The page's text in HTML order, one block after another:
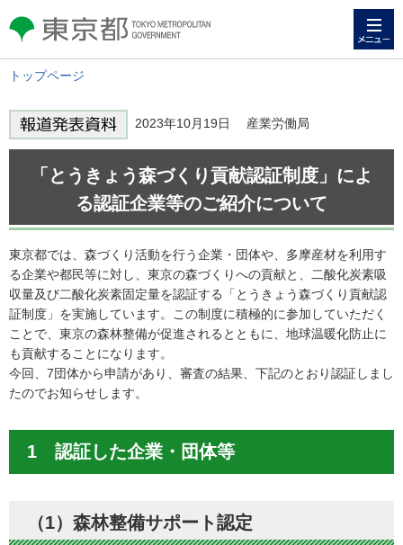
東京都 TOKYO METROPOLITAN
GOVERNMENT
トップページ
2023年10月19日 産業労働局
「とうきょう森づくり貢献認証制度」によ
る認証企業等のご紹介について
東京都では、森づくり活動を行う企業・団体や、多摩産材を利用す
る企業や都民等に対し、東京の森づくりへの貢献と、二酸化炭素吸
収量及び二酸化炭素固定量を認証する「とうきょう森づくり貢献認
証制度」を実施しています。この制度に積極的に参加していただく
ことで、東京の森林整備が促進されるとともに、地球温暖化防止に
も貢献することになります。
今回、7団体から申請があり、審査の結果、下記のとおり認証しまし
たのでお知らせします。
1 認証した企業・団体等
（1）森林整備サポート認定